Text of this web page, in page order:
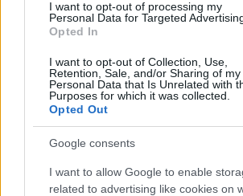
I want to opt-out of processing my
Personal Data for Targeted
Opted In
I want to opt-out of Collection, Use,
Retention, Sale, and/or Sharing of my
Personal Data that Is Unrelated with
Purposes for which it was collected.
Opted Out
Google consents
I want to allow Google to enable
related to advertising like cookies on
o
k
p
p
NOTIZIE RECENTI
Incendio nella notte a Olbia, a
vigili del fuoco a Rudalza